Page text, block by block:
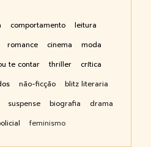
comportamento
leitura
romance cinema
moda
te contar thriller
crítica
não-ficção
blitz literaria
suspense biografia
drama
feminismo